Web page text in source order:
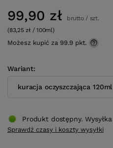
Wariant
kuracja oczyszczająca 120ml
99,90 zł brutto/ szt.
(83,25 zł / 100ml)
Możesz kupić za 99.9 pkt.
Produkt dostępny.
Sprawdź czasy i koszty wysyłki